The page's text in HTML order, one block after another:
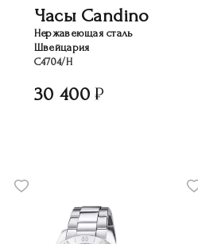
Часы Candino
Нержавеющая сталь
Швейцария
C4704/H
30 400